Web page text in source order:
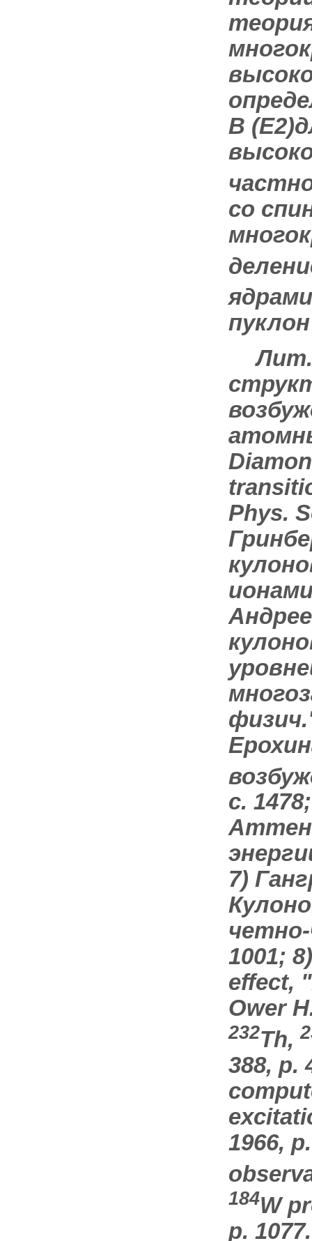
В (Е2
со
Лит
Phys.
с.
7)
1001;
effect,
Оwеr
232Th,
388, p.
1966,
184W
p. 1077.